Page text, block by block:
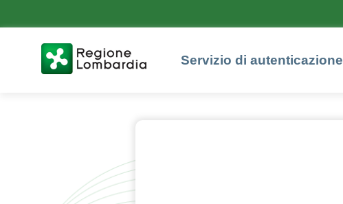
Servizio di autenticazione